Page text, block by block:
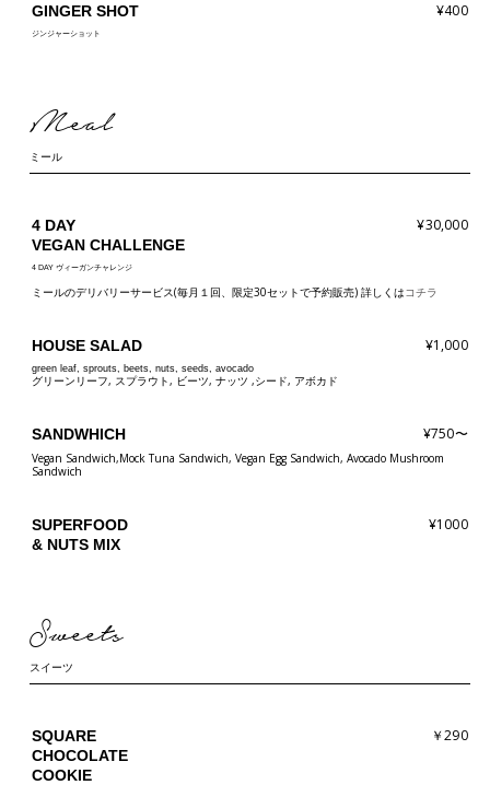
GINGER SHOT
ジンジャーショット
¥400
Meal
ミール
4 DAY
VEGAN CHALLENGE
4 DAY ヴィーガンチャレンジ
¥30,000
ミールのデリバリーサービス(毎月１回、限定30セットで予約販売) 詳しくはコチラ
HOUSE SALAD ¥1,000
green leaf, sprouts, beets, nuts, seeds, avocado
グリーンリーフ, スプラウト, ビーツ, ナッツ ,シード, アボカド
SANDWHICH ¥750〜
Vegan Sandwich,Mock Tuna Sandwich, Vegan Egg Sandwich, Avocado Mushroom
Sandwich
SUPERFOOD
& NUTS MIX
¥1000
Sweets
スイーツ
SQUARE
CHOCOLATE
COOKIE
￥290